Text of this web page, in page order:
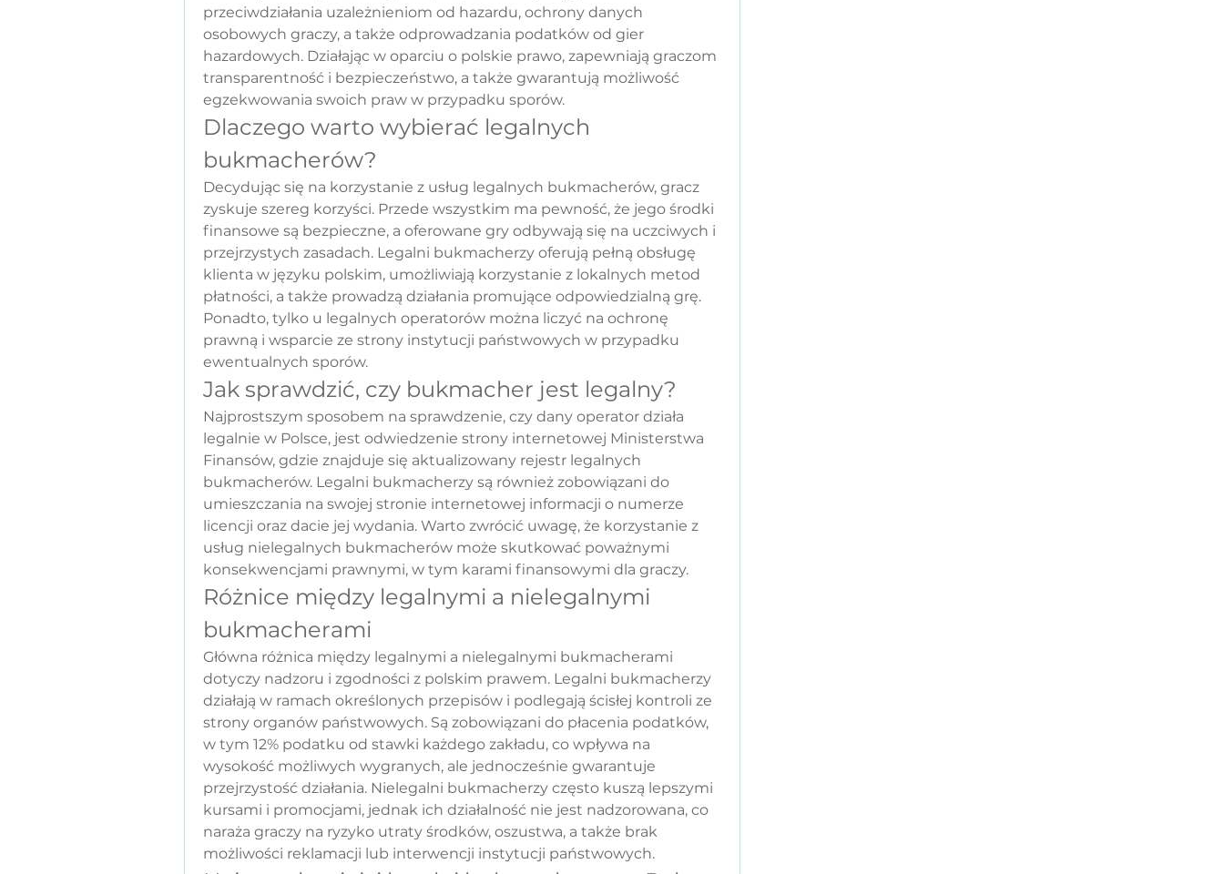
przeciwdziałania uzależnieniom od hazardu, ochrony danych
osobowych graczy, a także odprowadzania podatków od gier
hazardowych. Działając w oparciu o polskie prawo, zapewniają graczom
transparentność i bezpieczeństwo, a także gwarantują możliwość
egzekwowania swoich praw w przypadku sporów.
Dlaczego warto wybierać legalnych
bukmacherów?
Decydując się na korzystanie z usług legalnych bukmacherów, gracz
zyskuje szereg korzyści. Przede wszystkim ma pewność, że jego środki
finansowe są bezpieczne, a oferowane gry odbywają się na uczciwych i
przejrzystych zasadach. Legalni bukmacherzy oferują pełną obsługę
klienta w języku polskim, umożliwiają korzystanie z lokalnych metod
płatności, a także prowadzą działania promujące odpowiedzialną grę.
Ponadto, tylko u legalnych operatorów można liczyć na ochronę
prawną i wsparcie ze strony instytucji państwowych w przypadku
ewentualnych sporów.
Jak sprawdzić, czy bukmacher jest legalny?
Najprostszym sposobem na sprawdzenie, czy dany operator działa
legalnie w Polsce, jest odwiedzenie strony internetowej Ministerstwa
Finansów, gdzie znajduje się aktualizowany rejestr legalnych
bukmacherów. Legalni bukmacherzy są również zobowiązani do
umieszczania na swojej stronie internetowej informacji o numerze
licencji oraz dacie jej wydania. Warto zwrócić uwagę, że korzystanie z
usług nielegalnych bukmacherów może skutkować poważnymi
konsekwencjami prawnymi, w tym karami finansowymi dla graczy.
Różnice między legalnymi a nielegalnymi
bukmacherami
Główna różnica między legalnymi a nielegalnymi bukmacherami
dotyczy nadzoru i zgodności z polskim prawem. Legalni bukmacherzy
działają w ramach określonych przepisów i podlegają ścisłej kontroli ze
strony organów państwowych. Są zobowiązani do płacenia podatków,
w tym 12% podatku od stawki każdego zakładu, co wpływa na
wysokość możliwych wygranych, ale jednocześnie gwarantuje
przejrzystość działania. Nielegalni bukmacherzy często kuszą lepszymi
kursami i promocjami, jednak ich działalność nie jest nadzorowana, co
naraża graczy na ryzyko utraty środków, oszustwa, a także brak
możliwości reklamacji lub interwencji instytucji państwowych.